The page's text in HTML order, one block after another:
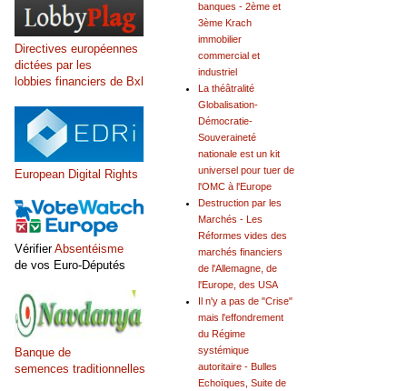
banques - 2ème et
3ème Krach
immobilier
commercial et
industriel
La théâtralité
Globalisation-
Démocratie-
Souveraineté
nationale est un kit
universel pour tuer de
l'OMC à l'Europe
Destruction par les
Marchés - Les
Réformes vides des
marchés financiers
de l'Allemagne, de
l'Europe, des USA
Il n'y a pas de "Crise"
mais l'effondrement
du Régime
systémique
autoritaire - Bulles
Echoïques, Suite de
Directives européennes
dictées par les
lobbies financiers de Bxl
European Digital Rights
VérifierAbsentéisme
de vos Euro-Députés
Banque de
semences traditionnelles